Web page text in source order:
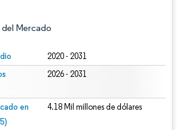
Mercado
2020 - 2031
2026 - 2031
en
4.18 Mil millones de dólares